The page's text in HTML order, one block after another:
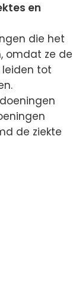
en
die het
omdat ze de
leiden tot
de ziekte